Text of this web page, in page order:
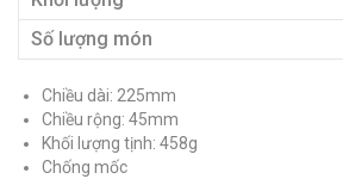
Số lượng món
Chiều dài: 225mm
Chiều rộng: 45mm
Khối lượng tịnh: 458g
Chống mốc